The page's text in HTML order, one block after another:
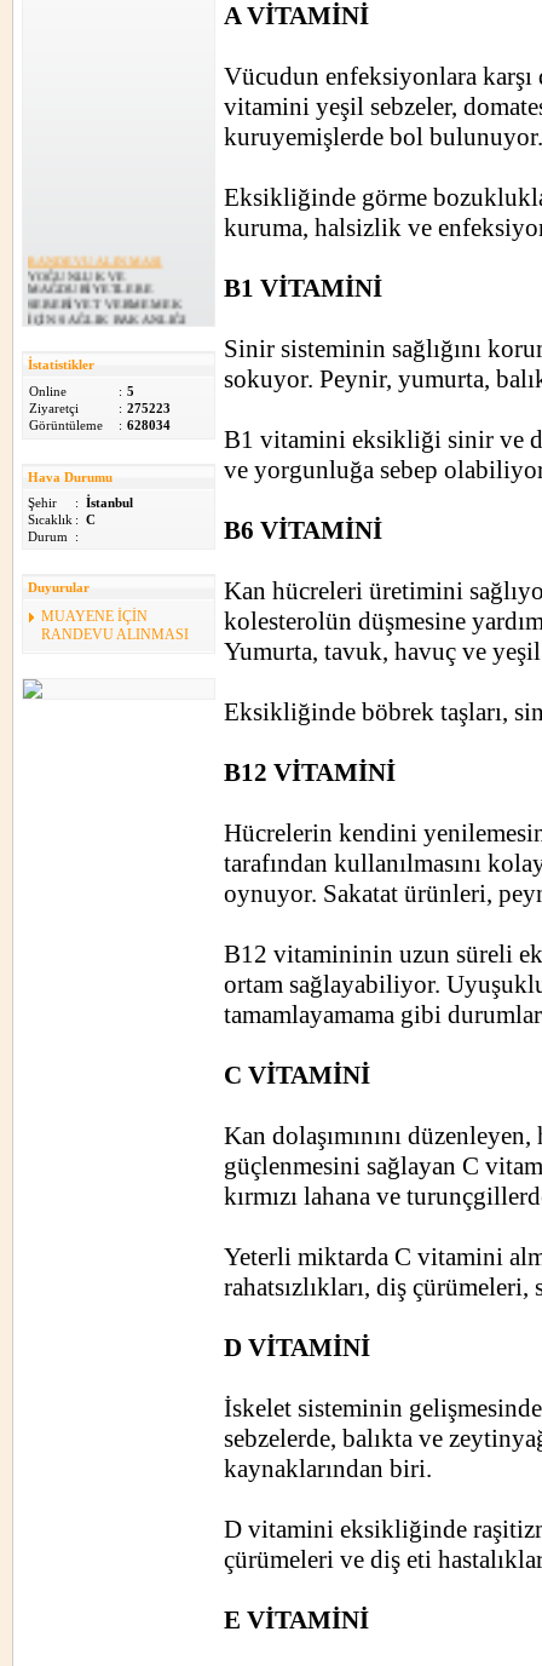
RANDEVU ALINMASI
YOĞUNLUK VE
MAĞDURİYETLERE
SEBEBİYET VERMEMEK
İÇİN SAĞLIK BAKANLIĞI
182 NUMARALI TELEFON
13.02.2015
ADRES DEĞİŞİKLİĞİ
AİLE SAĞLIĞI
MERKEZİMİZ YENİ
Yeni Web Sitemiz
Yeni Web Sitemiz...
22.08.2011
İstatistikler
Online
: 5
Ziyaretçi
: 275223
Görüntüleme
: 628034
Hava Durumu
Şehir
: İstanbul
Sıcaklık : C
Durum
:
Duyurular
MUAYENE İÇİN
RANDEVU ALINMASI
A VİTAMİNİ
Vücudun enfeksiyonlara
vitamini yeşil sebzeler,
kuruyemişlerde bol bulunuyor.
Eksikliğinde görme
kuruma, halsizlik ve
B1 VİTAMİNİ
Sinir sisteminin sağlığını
sokuyor. Peynir, yumurta,
B1 vitamini eksikliği sinir ve
ve yorgunluğa sebep
B6 VİTAMİNİ
Kan hücreleri üretimini
kolesterolün düşmesine
Yumurta, tavuk, havuç ve
Eksikliğinde böbrek taşları,
B12 VİTAMİNİ
Hücrelerin kendini
tarafından kullanılmasını
oynuyor. Sakatat ürünleri,
B12 vitamininin uzun süreli
ortam sağlayabiliyor.
tamamlayamama gibi
C VİTAMİNİ
Kan dolaşımınını
güçlenmesini sağlayan C
kırmızı lahana ve
Yeterli miktarda C vitamini
rahatsızlıkları, diş
D VİTAMİNİ
İskelet sisteminin
sebzelerde, balıkta ve
kaynaklarından biri.
D vitamini eksikliğinde
çürümeleri ve diş eti
E VİTAMİNİ